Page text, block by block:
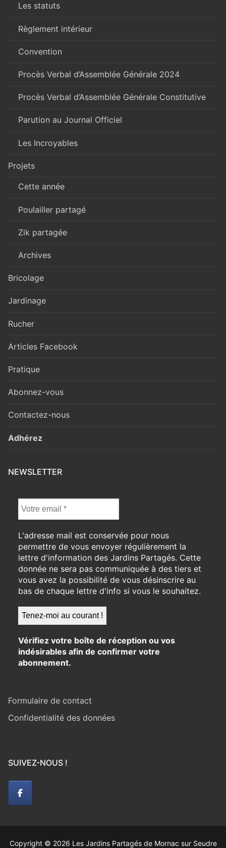
Les statuts
Règlement intérieur
Convention
Procès Verbal d’Assemblée Générale 2024
Procès Verbal d’Assemblée Générale Constitutive
Parution au Journal Officiel
Les Incroyables
Projets
Cette année
Poulailler partagé
Zik partagée
Archives
Bricolage
Jardinage
Rucher
Articles Facebook
Pratique
Abonnez-vous
Contactez-nous
Adhérez
NEWSLETTER
L'adresse mail est conservée pour nous
permettre de vous envoyer régulièrement la
lettre d'information des Jardins Partagés. Cette
donnée ne sera pas communiquée à des tiers et
vous avez la possibilité de vous désinscrire au
bas de chaque lettre d'info si vous le souhaitez.
Vérifiez votre boîte de réception ou vos
indésirables afin de confirmer votre
abonnement.
Formulaire de contact
Confidentialité des données
SUIVEZ-NOUS !
Copyright © 2026 Les Jardins Partagés de Mornac sur Seudre